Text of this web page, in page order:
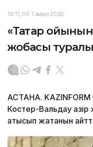
19:11, 06 Тамыз 2026
«Тақтар
жобасы
АСТАНА. KAZINFORM
Костер-Вальдау қазір
қатысып жатқанын